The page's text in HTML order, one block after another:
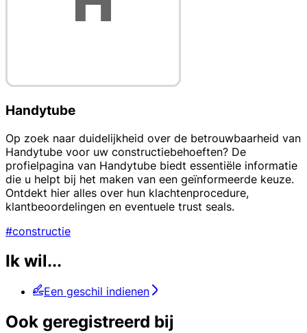
Handytube
Op zoek naar duidelijkheid over de betrouwbaarheid van
Handytube voor uw constructiebehoeften? De
profielpagina van Handytube biedt essentiële informatie
die u helpt bij het maken van een geïnformeerde keuze.
Ontdekt hier alles over hun klachtenprocedure,
klantbeoordelingen en eventuele trust seals.
#constructie
Ik wil...
Een geschil indienen
Ook geregistreerd bij